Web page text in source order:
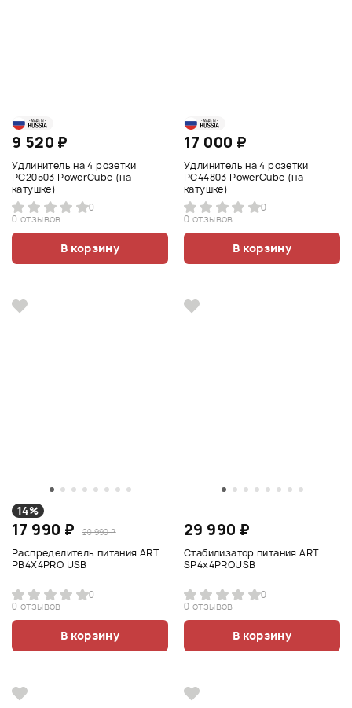
9 520 ₽
Удлинитель на 4 розетки
PC20503 PowerCube (на
катушке)
0
0 отзывов
В корзину
17 000 ₽
Удлинитель на 4 розетки
PC44803 PowerCube (на
катушке)
0
0 отзывов
В корзину
14%
17 990 ₽ 20 990 ₽
Распределитель питания ART
PB4X4PRO USB
0
0 отзывов
В корзину
29 990 ₽
Стабилизатор питания ART
SP4x4PROUSB
0
0 отзывов
В корзину